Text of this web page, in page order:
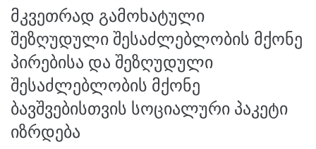
მკვეთრად გამოხატული
შეზღუდული შესაძლებლობის მქონე
პირებისა და შეზღუდული
შესაძლებლობის მქონე
ბავშვებისთვის სოციალური პაკეტი
იზრდება